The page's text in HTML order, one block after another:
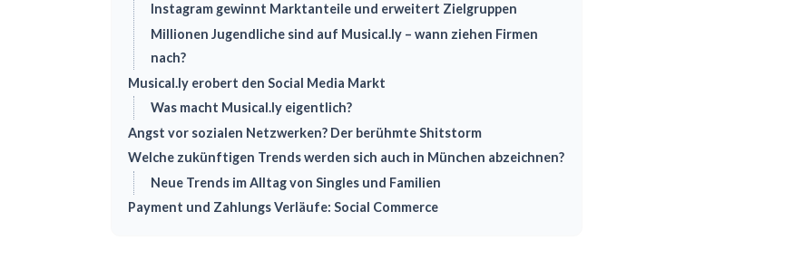
Instagram gewinnt Marktanteile und erweitert Zielgruppen
Millionen Jugendliche sind auf Musical.ly – wann ziehen Firmen
nach?
Musical.ly erobert den Social Media Markt
Was macht Musical.ly eigentlich?
Angst vor sozialen Netzwerken? Der berühmte Shitstorm
Welche zukünftigen Trends werden sich auch in München abzeichnen?
Neue Trends im Alltag von Singles und Familien
Payment und Zahlungs Verläufe: Social Commerce